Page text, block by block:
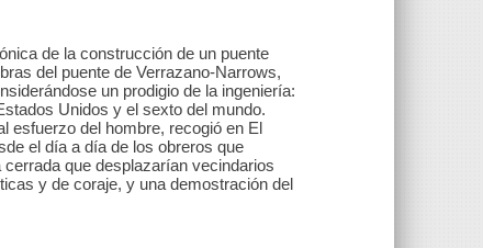
de la construcción de un puente
del puente de Verrazano-Narrows,
un prodigio de la ingeniería:
Unidos y el sexto del mundo.
esfuerzo del hombre, recogió en El
el día a día de los obreros que
que desplazarían vecindarios
y de coraje, y una demostración del